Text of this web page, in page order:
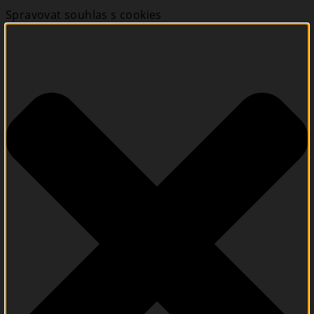
Spravovat souhlas s cookies